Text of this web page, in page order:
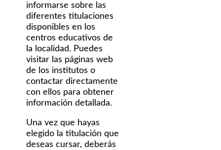
informarse sobre las
diferentes titulaciones
disponibles en los
centros educativos de
la localidad. Puedes
visitar las páginas web
de los institutos o
contactar directamente
con ellos para obtener
información detallada.
Una vez que hayas
elegido la titulación que
deseas cursar, deberás